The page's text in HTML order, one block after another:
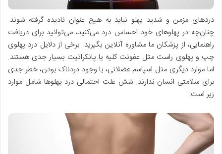
دردهای مزمن و شدید پهلو نباید به هیچ عنوان نادیده گرفته شوند.
چنان‌چه در پهلوهای خود احساس درد می‌کنید، می‌توانید برای دریافت
راهنمایی، از پزشکان ما مشاوره آنلاین بگیرید. برخی از دلایل درد پهلوی
چپ و پهلوی راست مثل عفونت کلیه یا پانکراتیت بسیار جدی هستند.
اما موارد دیگری مثل اسپاسم عضلانی، با وجود دردناک بودن، خطر جدی
برای سلامتی انسان ندارند. شش علت احتمالی درد پهلوها شامل موارد
زیر است: